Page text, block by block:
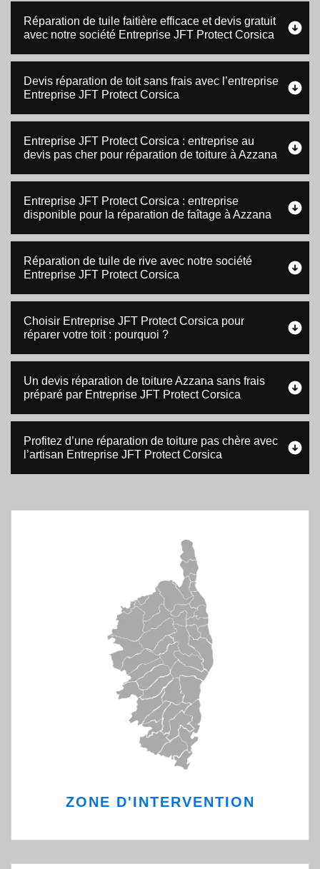
Réparation de tuile faitière efficace et devis gratuit
avec notre société Entreprise JFT Protect Corsica
Devis réparation de toit sans frais avec l’entreprise
Entreprise JFT Protect Corsica
Entreprise JFT Protect Corsica : entreprise au
devis pas cher pour réparation de toiture à Azzana
Entreprise JFT Protect Corsica : entreprise
disponible pour la réparation de faîtage à Azzana
Réparation de tuile de rive avec notre société
Entreprise JFT Protect Corsica
Choisir Entreprise JFT Protect Corsica pour
réparer votre toit : pourquoi ?
Un devis réparation de toiture Azzana sans frais
préparé par Entreprise JFT Protect Corsica
Profitez d’une réparation de toiture pas chère avec
l’artisan Entreprise JFT Protect Corsica
ZONE D'INTERVENTION